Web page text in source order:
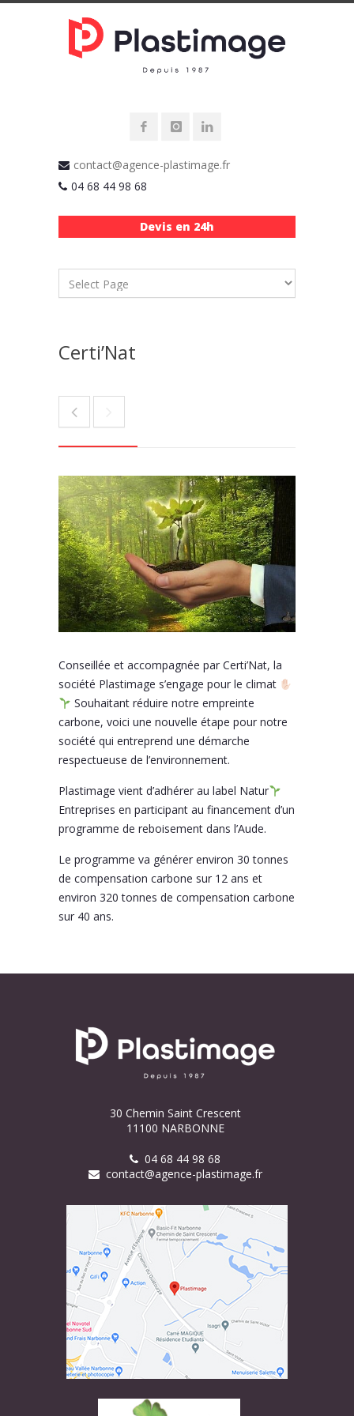
contact@agence-plastimage.fr
04 68 44 98 68
Devis en 24h
Certi’Nat
Conseillée et accompagnée par Certi’Nat, la
société Plastimage s’engage pour le climat
Souhaitant réduire notre empreinte
carbone, voici une nouvelle étape pour notre
société qui entreprend une démarche
respectueuse de l’environnement.
Plastimage vient d’adhérer au label Natur
Entreprises en participant au financement d’un
programme de reboisement dans l’Aude.
Le programme va générer environ 30 tonnes
de compensation carbone sur 12 ans et
environ 320 tonnes de compensation carbone
sur 40 ans.
30 Chemin Saint Crescent
11100 NARBONNE
04 68 44 98 68
contact@agence-plastimage.fr